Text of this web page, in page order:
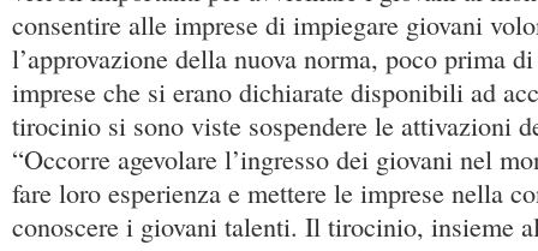
consentire alle imprese di impiegare giovani
l’approvazione della nuova norma, poco prima
imprese che si erano dichiarate disponibili ad
tirocinio si sono viste sospendere le attivazioni
“Occorre agevolare l’ingresso dei giovani nel
fare loro esperienza e mettere le imprese nella
conoscere i giovani talenti. Il tirocinio, insieme